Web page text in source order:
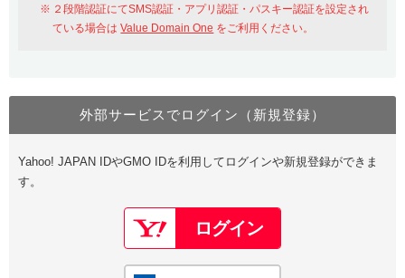
おすすめ One レンタルサーバーを含む最新の機能を使う方
Value Domain Oneにログイン
Google
GMO ID Amazon
Value Domain Oneアカウント作成
以下でも登録可能
Google Yahoo!
２段階認証にてSMS認証・アプリ認証・パスキー認証を設定され
ている場合はValue Domain One をご利用ください。
外部サービスでログイン（新規登録）
Yahoo! JAPAN IDやGMO IDを利用してログインや新規登録ができま
す。